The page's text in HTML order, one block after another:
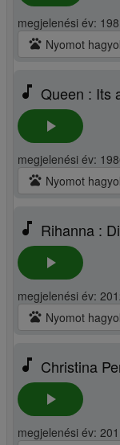
megjelenési év:
pets Nyomot
music_note Queen : Its
play_arrow
megjelenési év:
pets Nyomot
music_note Rihanna :
play_arrow
megjelenési év:
pets Nyomot
music_note Christina
play_arrow
megjelenési év: